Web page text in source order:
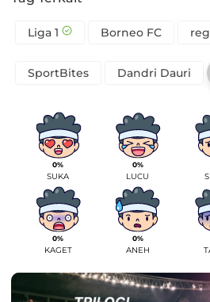
Liga 1 Borneo FC reg
SportBites Dandri Dauri
0%
SUKA
0%
LUCU
0%
KAGET
0%
ANEH